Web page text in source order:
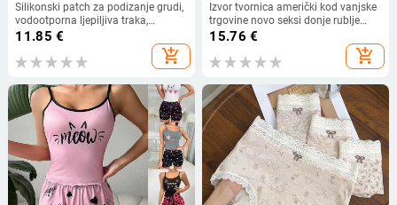
Silikonski patch za podizanje grudi,
vodootporna ljepiljiva traka,
nevidljiva bešavna grudna podloga,
11.85 €
add_shopping_cart
Izvor tvornica američki kod vanjske
trgovine novo seksi donje rublje
odijelo može proširiti kod tvornica
15.76 €
add_shopping_cart